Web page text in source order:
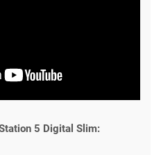
5 Digital Slim: